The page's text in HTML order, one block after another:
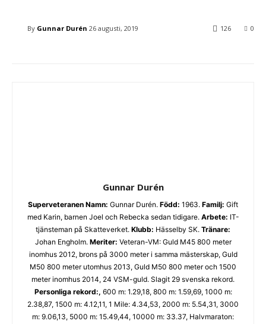
By Gunnar Durén 26 augusti, 2019 0
126
Gunnar Durén
Superveteranen Namn: Gunnar Durén. Född: 1963. Familj: Gift
med Karin, barnen Joel och Rebecka sedan tidigare. Arbete: IT-
tjänsteman på Skatteverket. Klubb: Hässelby SK. Tränare:
Johan Engholm. Meriter: Veteran-VM: Guld M45 800 meter
inomhus 2012, brons på 3000 meter i samma mästerskap, Guld
M50 800 meter utomhus 2013, Guld M50 800 meter och 1500
meter inomhus 2014, 24 VSM-guld. Slagit 29 svenska rekord.
Personliga rekord:, 600 m: 1.29,18, 800 m: 1.59,69, 1000 m:
2.38,87, 1500 m: 4.12,11, 1 Mile: 4.34,53, 2000 m: 5.54,31, 3000
m: 9.06,13, 5000 m: 15.49,44, 10000 m: 33.37, Halvmaraton: